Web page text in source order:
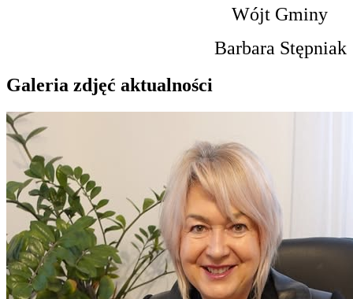
Wójt Gminy
Barbara Stępniak
Galeria zdjęć aktualności